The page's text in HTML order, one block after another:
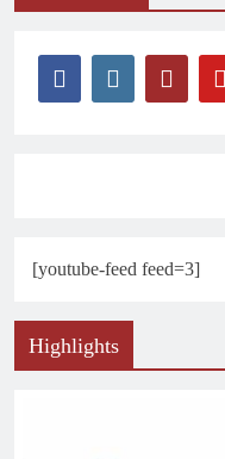
[youtube-feed feed=3]
Highlights